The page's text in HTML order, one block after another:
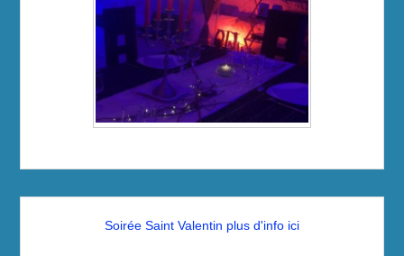
Soirée Saint Valentin plus d'info ici